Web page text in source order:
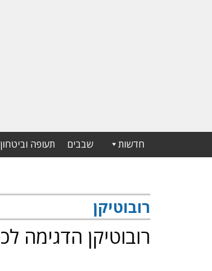
חדשות שבבים תעופה וביטחון
רובוטיקן
רובוטיקן הדגימה